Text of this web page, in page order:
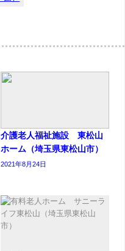
介護老人福祉施設 東松山
ホーム（埼玉県東松山市）
2021年8月24日